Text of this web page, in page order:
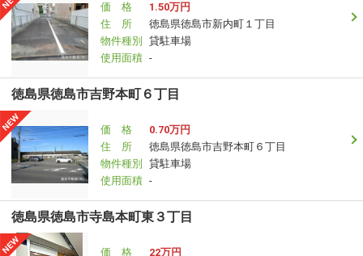
価 格
1.50万円
住 所
徳島県徳島市新内町１丁目
物件種別
貸駐車場
使用面積 -
徳島県徳島市吉野本町６丁目
価 格
0.70万円
住 所
徳島県徳島市吉野本町６丁目
物件種別
貸駐車場
使用面積 -
徳島県徳島市寺島本町東３丁目
価 格
22万円